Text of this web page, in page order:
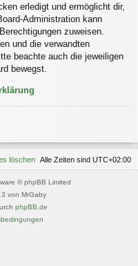
erledigt und ermöglicht dir,
Administration kann
zuweisen.
und die verwandten
beachte auch die jeweiligen
bewegst.
Alle Zeiten sind UTC+02:00
löschen
© phpBB Limited
von MrGaby
phpBB.de